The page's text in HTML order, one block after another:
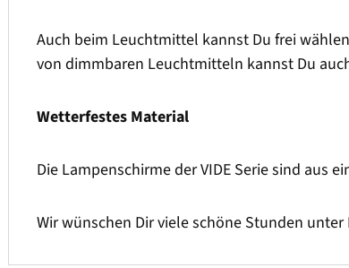
Auch beim Leuchtmittel kannst Du frei
von dimmbaren Leuchtmitteln kannst Du
Wetterfestes Material
Die Lampenschirme der VIDE Serie sind aus
Wir wünschen Dir viele schöne Stunden